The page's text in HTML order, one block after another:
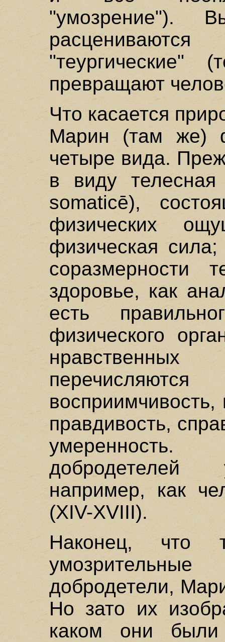
"умозрение").
"теургические"
превращают
Что касается
Марин (там же)
четыре вида.
в виду телесная
somaticē),
физических
физическая
соразмерности
здоровье, как
есть
физического
правдивость,
добродетелей
например, как
(XIV-XVIII).
Наконец, что
добродетели,
Но зато их
каком они были